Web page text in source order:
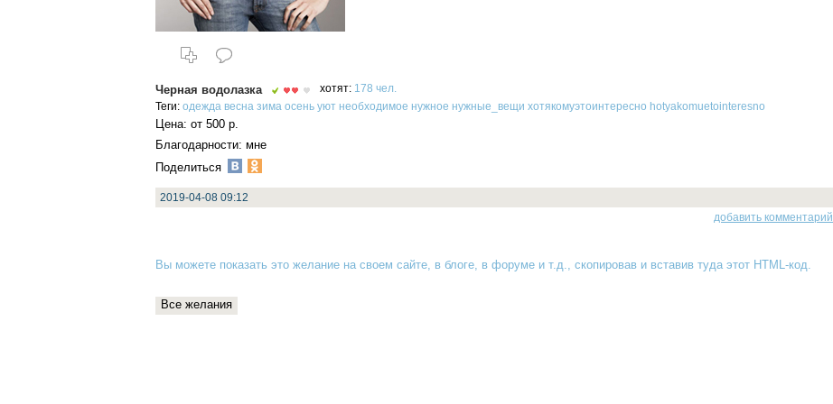
Черная водолазка хотят: 178 чел.
Теги: одежда весна зима осень уют необходимое нужное нужные_вещи хотякомуэтоинтересно hotyakomuetointeresno
Цена: от 500 р.
Благодарности: мне
Поделиться
2019-04-08 09:12
добавить комментарий
Вы можете показать это желание на своем сайте, в блоге, в форуме и т.д., скопировав и вставив туда этот HTML-код.
Все желания